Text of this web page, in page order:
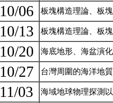
10/06 板塊構造理論、板
10/13 板塊構造理論、板
10/20 海底地形、海盆演
10/27 台灣周圍的海洋地
11/03 海域地球物理探測